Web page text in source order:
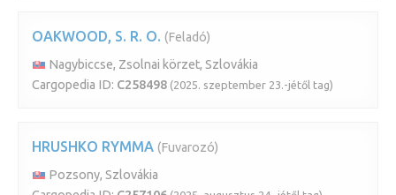
OAKWOOD, S. R. O. (Feladó)
Nagybiccse, Zsolnai körzet, Szlovákia
Cargopedia ID: C258498 (2025. szeptember 23.-jétől tag)
HRUSHKO RYMMA (Fuvarozó)
Pozsony, Szlovákia